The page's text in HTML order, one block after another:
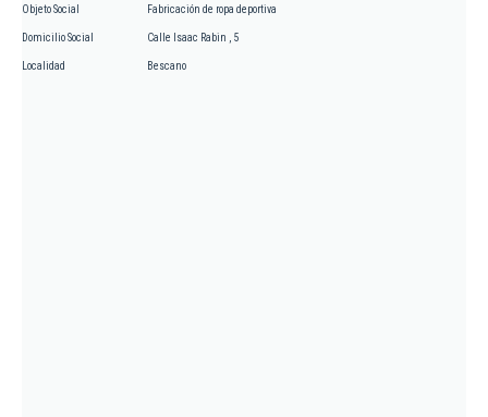
Objeto Social Fabricación de ropa deportiva
Domicilio Social Calle Isaac Rabin , 5
Localidad Bescano